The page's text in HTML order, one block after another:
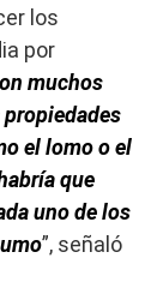
los
por
muchos
el lomo o el
que
uno de los
”, señaló